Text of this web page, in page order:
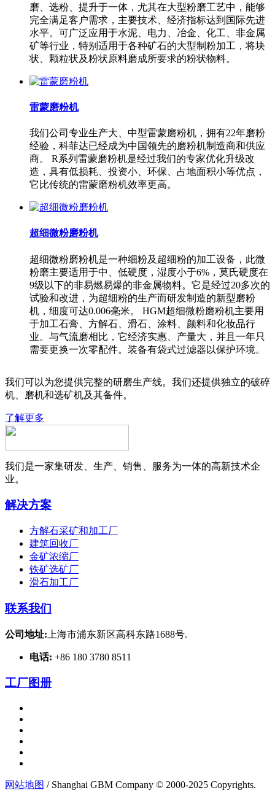
磨、选粉、提升于一体，尤其在大型粉磨工艺中，能够
完全满足客户需求，主要技术、经济指标达到国际先进
水平。可广泛应用于水泥、电力、冶金、化工、非金属
矿等行业，特别适用于各种矿石的大型制粉加工，将块
状、颗粒状及粉状原料磨成所要求的粉状物料。
雷蒙磨粉机
我们公司专业生产大、中型雷蒙磨粉机，拥有22年磨粉
经验，科菲达已经成为中国领先的磨粉机制造商和供应
商。 R系列雷蒙磨粉机是经过我们的专家优化升级改
造，具有低损耗、投资小、环保、占地面积小等优点，
它比传统的雷蒙磨粉机效率更高。
超细微粉磨粉机
超细微粉磨粉机是一种细粉及超细粉的加工设备，此微
粉磨主要适用于中、低硬度，湿度小于6%，莫氏硬度在
9级以下的非易燃易爆的非金属物料。它是经过20多次的
试验和改进，为超细粉的生产而研发制造的新型磨粉
机，细度可达0.006毫米。 HGM超细微粉磨粉机主要用
于加工石膏、方解石、滑石、涂料、颜料和化妆品行
业。与气流磨相比，它经济实惠、产量大，并且一年只
需要更换一次零配件。装备有袋式过滤器以保护环境。
我们可以为您提供完整的研磨生产线。我们还提供独立的破碎
机、磨机和选矿机及其备件。
了解更多
我们是一家集研发、生产、销售、服务为一体的高新技术企
业。
解决方案
方解石采矿和加工厂
建筑回收厂
金矿浓缩厂
铁矿选矿厂
滑石加工厂
联系我们
公司地址: 上海市浦东新区高科东路1688号.
电话: +86 180 3780 8511
工厂图册
网站地图 / Shanghai GBM Company © 2000-2025 Copyrights.